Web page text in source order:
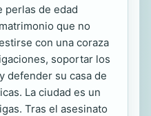
perlas de edad
que no
con una coraza
soportar los
defender su casa de
La ciudad es un
Tras el asesinato